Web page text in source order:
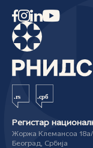
Регистар
Жоржа Клемансоа 18а/I
Београд, Србија